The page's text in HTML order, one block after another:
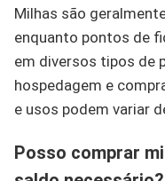
Milhas são
enquanto pontos de
em diversos tipos de
hospedagem e
e usos podem variar
Posso comprar